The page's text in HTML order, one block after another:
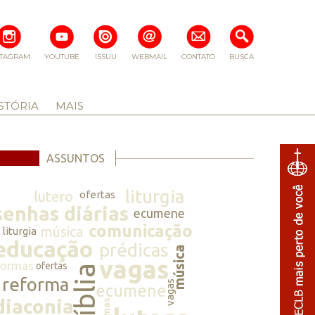
BUSCA
CONTATO
WEBMAIL
ISSUU
YOUTUBE
MAIS
ASSUNTOS
lutero ofertas liturgia
diárias ecumene
liturgia música comunicação
prédicasmúsica
ofertasbíbliavagas
reforma ecumenevagas